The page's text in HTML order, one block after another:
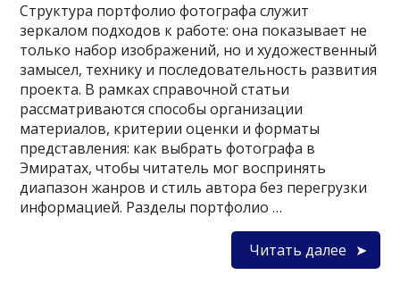
Структура портфолио фотографа служит
зеркалом подходов к работе: она показывает не
только набор изображений, но и художественный
замысел, технику и последовательность развития
проекта. В рамках справочной статьи
рассматриваются способы организации
материалов, критерии оценки и форматы
представления: как выбрать фотографа в
Эмиратах, чтобы читатель мог воспринять
диапазон жанров и стиль автора без перегрузки
информацией. Разделы портфолио …
Читать далее